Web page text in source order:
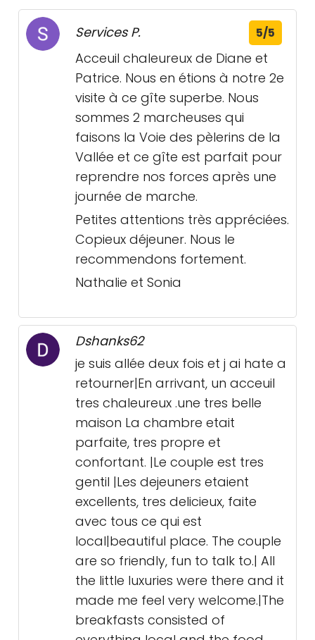
Services P. 5/5
Acceuil chaleureux de Diane et
Patrice. Nous en étions à notre 2e
visite à ce gîte superbe. Nous
sommes 2 marcheuses qui
faisons la Voie des pèlerins de la
Vallée et ce gîte est parfait pour
reprendre nos forces après une
journée de marche.
Petites attentions très appréciées.
Copieux déjeuner. Nous le
recommendons fortement.
Nathalie et Sonia
Dshanks62
je suis allée deux fois et j ai hate a
retourner|En arrivant, un acceuil
tres chaleureux .une tres belle
maison La chambre etait
parfaite, tres propre et
confortant. |Le couple est tres
gentil |Les dejeuners etaient
excellents, tres delicieux, faite
avec tous ce qui est
local|beautiful place. The couple
are so friendly, fun to talk to.| All
the little luxuries were there and it
made me feel very welcome.|The
breakfasts consisted of